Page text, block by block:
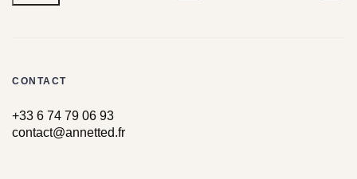
CONTACT
+33 6 74 79 06 93
contact@annetted.fr